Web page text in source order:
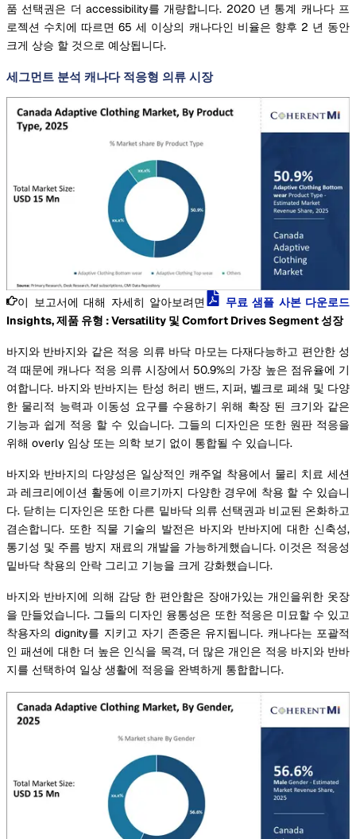
품 선택권은 더 accessibility를 개량합니다. 2020 년 통계 캐나다 프
로젝션 수치에 따르면 65 세 이상의 캐나다인 비율은 향후 2 년 동안
크게 상승 할 것으로 예상됩니다.
세그먼트 분석 캐나다 적응형 의류 시장
이 보고서에 대해 자세히 알아보려면
무료 샘플 사본 다운로드
Insights, 제품 유형 : Versatility 및 Comfort Drives Segment 성장
바지와 반바지와 같은 적응 의류 바닥 마모는 다재다능하고 편안한 성
격 때문에 캐나다 적응 의류 시장에서 50.9%의 가장 높은 점유율에 기
여합니다. 바지와 반바지는 탄성 허리 밴드, 지퍼, 벨크로 폐쇄 및 다양
한 물리적 능력과 이동성 요구를 수용하기 위해 확장 된 크기와 같은
기능과 쉽게 적응 할 수 있습니다. 그들의 디자인은 또한 원판 적응을
위해 overly 임상 또는 의학 보기 없이 통합될 수 있습니다.
바지와 반바지의 다양성은 일상적인 캐주얼 착용에서 물리 치료 세션
과 레크리에이션 활동에 이르기까지 다양한 경우에 착용 할 수 있습니
다. 닫히는 디자인은 또한 다른 밑바닥 의류 선택권과 비교된 온화하고
겸손합니다. 또한 직물 기술의 발전은 바지와 반바지에 대한 신축성,
통기성 및 주름 방지 재료의 개발을 가능하게했습니다. 이것은 적응성
밑바닥 착용의 안락 그리고 기능을 크게 강화했습니다.
바지와 반바지에 의해 감당 한 편안함은 장애가있는 개인을위한 옷장
을 만들었습니다. 그들의 디자인 융통성은 또한 적응은 미묘할 수 있고
착용자의 dignity를 지키고 자기 존중은 유지됩니다. 캐나다는 포괄적
인 패션에 대한 더 높은 인식을 목격, 더 많은 개인은 적응 바지와 반바
지를 선택하여 일상 생활에 적응을 완벽하게 통합합니다.